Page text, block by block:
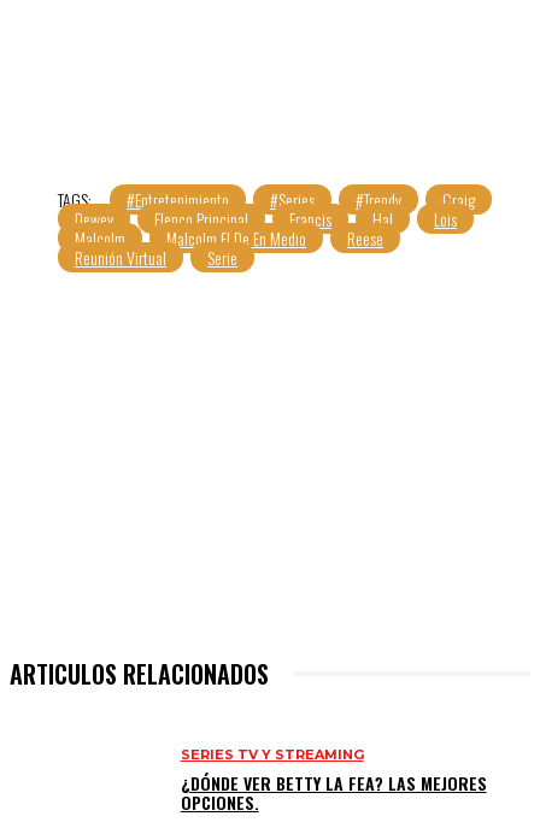
TAGS: #Entretenimiento #Series #Trendy Craig
Dewey Elenco Principal Francis Hal Lois
Malcolm Malcolm El De En Medio Reese
Reunión Virtual Serie
ARTICULOS RELACIONADOS
SERIES TV Y STREAMING
¿DÓNDE VER BETTY LA FEA? LAS MEJORES
OPCIONES.